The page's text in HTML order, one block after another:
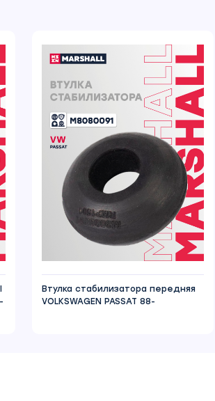
Втулка стабилизатора передняя
VOLKSWAGEN PASSAT 88-